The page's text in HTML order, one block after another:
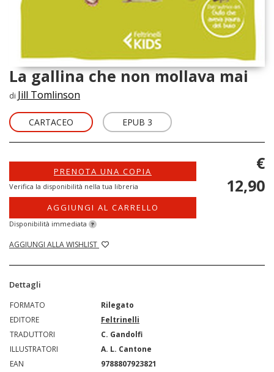
La gallina che non mollava mai
di Jill Tomlinson
CARTACEO EPUB 3
PRENOTA UNA COPIA
Verifica la disponibilità nella tua libreria
AGGIUNGI AL CARRELLO
Disponibilità immediata ?
AGGIUNGI ALLA WISHLIST
€
12,90
Dettagli
FORMATO
Rilegato
EDITORE
Feltrinelli
TRADUTTORI
C. Gandolfi
ILLUSTRATORI
A. L. Cantone
EAN
9788807923821